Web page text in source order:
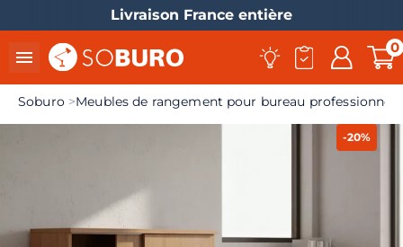
Livraison France entière
 0
Soburo Meubles de rangement pour bureau professionnel
-20%